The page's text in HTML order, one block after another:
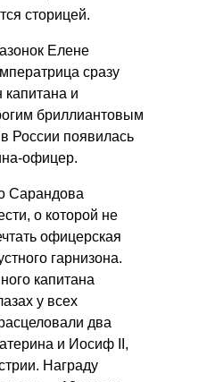
сторицей.
Елене
сразу
капитана и
бриллиантовым
России появилась
офицер.
Сарандова
о которой не
офицерская
гарнизона.
капитана
у всех
два
и Иосиф II,
Награду